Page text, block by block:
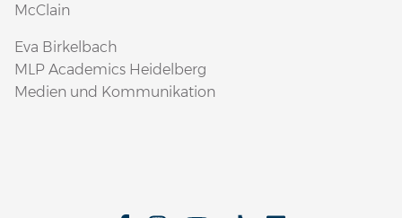
McClain
Eva Birkelbach
MLP Academics Heidelberg
Medien und Kommunikation